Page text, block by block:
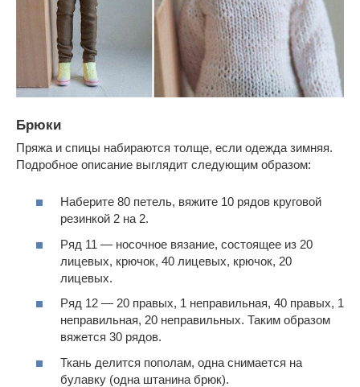
Брюки
Пряжа и спицы набираются толще, если одежда зимняя.
Подробное описание выглядит следующим образом:
Наберите 80 петель, вяжите 10 рядов круговой
резинкой 2 на 2.
Ряд 11 — носочное вязание, состоящее из 20
лицевых, крючок, 40 лицевых, крючок, 20
лицевых.
Ряд 12 — 20 правых, 1 неправильная, 40 правых, 1
неправильная, 20 неправильных. Таким образом
вяжется 30 рядов.
Ткань делится пополам, одна снимается на
булавку (одна штанина брюк).